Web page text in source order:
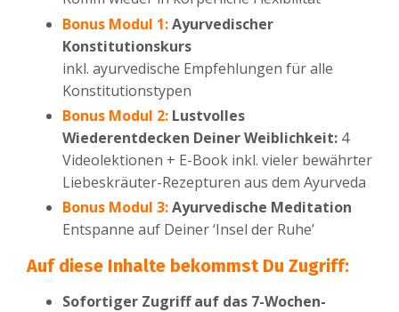
Bonus Modul 1:Ayurvedischer
Konstitutionskurs
inkl. ayurvedische Empfehlungen für alle
Konstitutionstypen
Bonus Modul 2: Lustvolles
Wiederentdecken Deiner Weiblichkeit: 4
Videolektionen + E-Book inkl. vieler bewährter
Liebeskräuter-Rezepturen aus dem Ayurveda
Bonus Modul 3:Ayurvedische Meditation
Entspanne auf Deiner ‘Insel der Ruhe’
Auf diese Inhalte bekommst Du Zugriff:
Sofortiger Zugriff auf das 7-Wochen-